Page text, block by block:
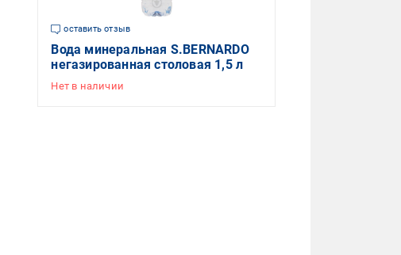
оставить отзыв
Вода минеральная S.BERNARDO
негазированная столовая 1,5 л
Нет в наличии